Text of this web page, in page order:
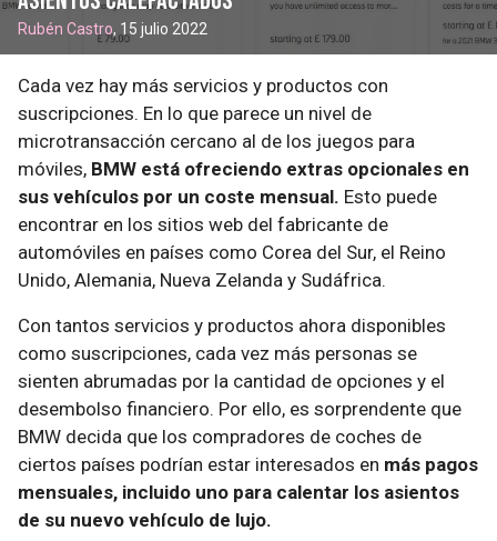
Rubén Castro, 15 julio 2022
Cada vez hay más servicios y productos con
suscripciones. En lo que parece un nivel de
microtransacción cercano al de los juegos para
móviles, BMW está ofreciendo extras opcionales en
sus vehículos por un coste mensual. Esto puede
encontrar en los sitios web del fabricante de
automóviles en países como Corea del Sur, el Reino
Unido, Alemania, Nueva Zelanda y Sudáfrica.
Con tantos servicios y productos ahora disponibles
como suscripciones, cada vez más personas se
sienten abrumadas por la cantidad de opciones y el
desembolso financiero. Por ello, es sorprendente que
BMW decida que los compradores de coches de
ciertos países podrían estar interesados en más pagos
mensuales, incluido uno para calentar los asientos
de su nuevo vehículo de lujo.